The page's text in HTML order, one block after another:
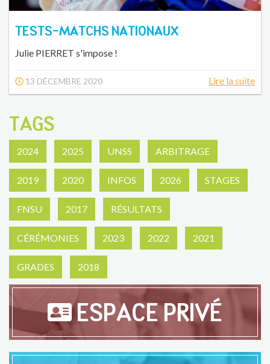
TESTS-MATCHS NATIONAUX
Julie PIERRET s'impose !
13 DÉCEMBRE 2020 Lire la suite
TAGS
2024 2025 UNSS ARBITRAGE
2019 2020 INFOS 2026 STAGES
FNSU 2017 RÉSULTATS
CÉRÉMONIES 2023 2022 2021
GRADES 2018
ESPACE PRIVÉ